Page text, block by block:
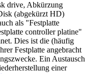
drive, Abkürzung
(abgekürzt HD)
als "Festplatte
controller platine"
Dies ist die (häufig
Festplatte angebracht
Ein Austausch
einer